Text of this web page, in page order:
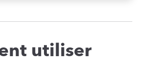
utiliser